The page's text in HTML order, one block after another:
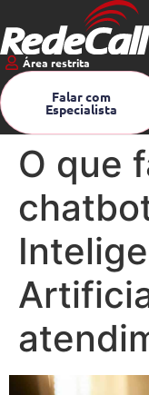
Área restrita
Falar com
Especialista
O que